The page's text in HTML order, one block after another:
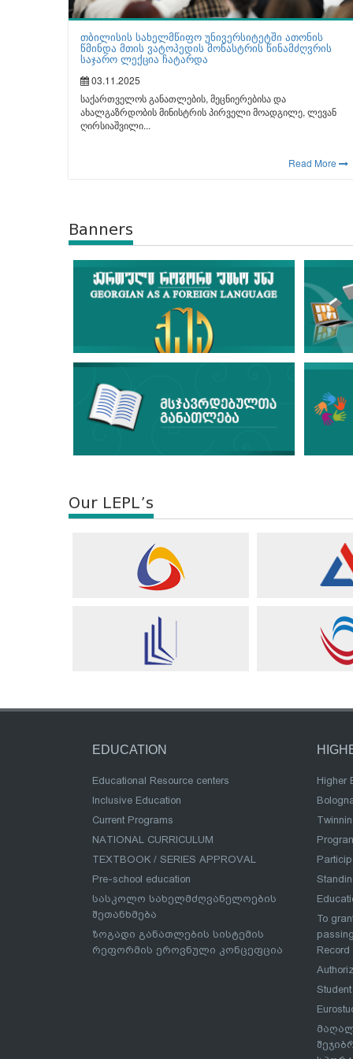
თბილისის სახელმწიფო უნივერსიტეტში ათონის
წმინდა მთის ვატოპედის მონასტრის წინამძღვრის
საჯარო ლექცია ჩატარდა
03.11.2025
საქართველოს განათლების, მეცნიერებისა და
ახალგაზრდობის მინისტრის პირველი მოადგილე, ლევან
ღირსიაშვილი...
Read More
Banners
Our LEPL’s
EDUCATION
Educational Resource centers
Inclusive Education
Current Programs
NATIONAL CURRICULUM
TEXTBOOK / SERIES APPROVAL
Pre-school education
სასკოლო სახელმძღვანელოების
შეთანხმება
ზოგადი განათლების სისტემის
რეფორმის ეროვნული კონცეფცია
Higher
To